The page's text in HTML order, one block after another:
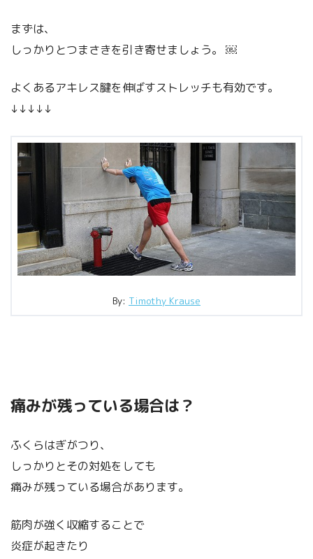
まずは、
しっかりとつまさきを引き寄せましょう。 ￼
よくあるアキレス腱を伸ばすストレッチも有効です。
↓↓↓↓↓
By: Timothy Krause
痛みが残っている場合は？
ふくらはぎがつり、
しっかりとその対処をしても
痛みが残っている場合があります。
筋肉が強く収縮することで
炎症が起きたり